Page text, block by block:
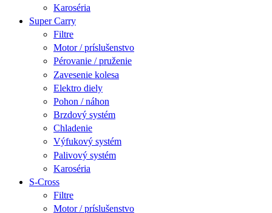
Karoséria
Super Carry
Filtre
Motor / príslušenstvo
Pérovanie / pruženie
Zavesenie kolesa
Elektro diely
Pohon / náhon
Brzdový systém
Chladenie
Výfukový systém
Palivový systém
Karoséria
S-Cross
Filtre
Motor / príslušenstvo